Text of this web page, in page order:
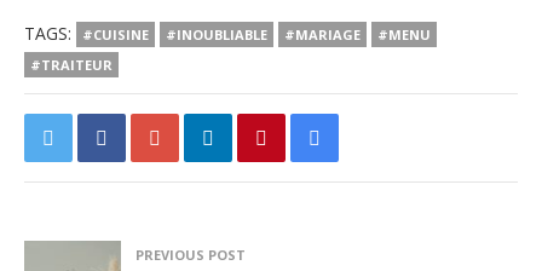
TAGS: #CUISINE #INOUBLIABLE #MARIAGE
#MENU
#TRAITEUR
PREVIOUS POST